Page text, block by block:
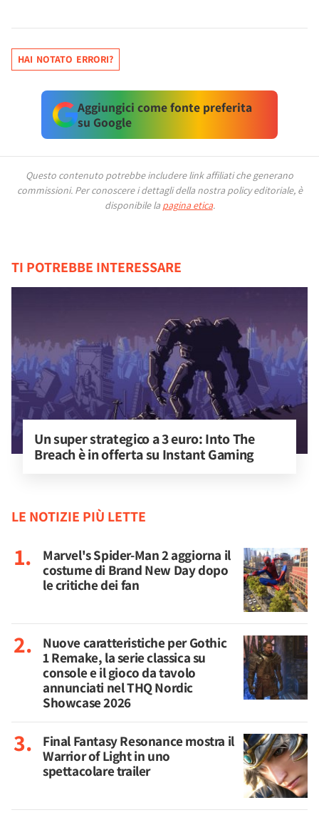
HAI NOTATO ERRORI?
Aggiungici come fonte preferita
su Google
Questo contenuto potrebbe includere link affiliati che generano
commissioni. Per conoscere i dettagli della nostra policy editoriale, è
disponibile la pagina etica.
TI POTREBBE INTERESSARE
Un super strategico a 3 euro: Into The
Breach è in offerta su Instant Gaming
LE NOTIZIE PIÙ LETTE
Marvel's Spider-Man 2 aggiorna il
costume di Brand New Day dopo
le critiche dei fan
Nuove caratteristiche per Gothic
1 Remake, la serie classica su
console e il gioco da tavolo
annunciati nel THQ Nordic
Showcase 2026
Final Fantasy Resonance mostra il
Warrior of Light in uno
spettacolare trailer